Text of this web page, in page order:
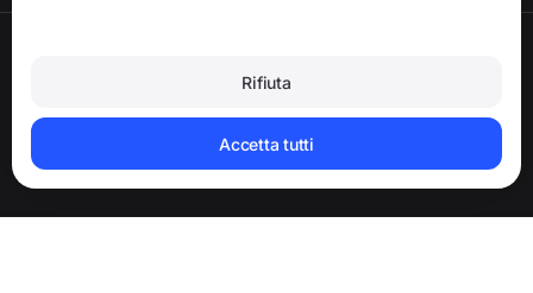
Rifiuta
Accetta tutti
Eliminare l’account e i dati personali